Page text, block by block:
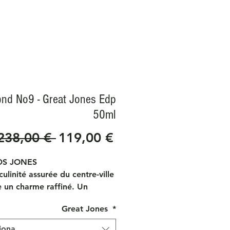
No9 - Great Jones Edp
50ml
€ Prezzo
119,00 €
JONES
assurée du centre-ville
un charme raffiné. Un
des flirts transgresseurs qui
les quartiers
Great Jones *